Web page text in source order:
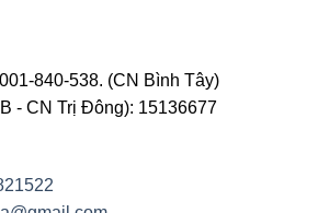
840-538. (CN Bình Tây)
- CN Trị Đông): 15136677